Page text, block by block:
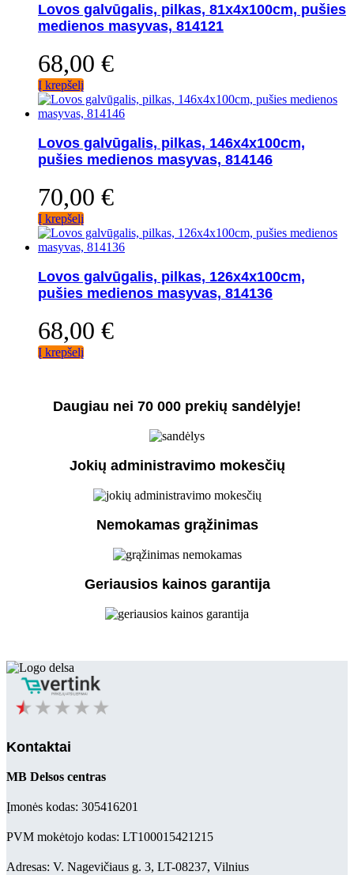
Lovos galvūgalis, pilkas, 81x4x100cm, pušies
medienos masyvas, 814121
68,00 €
Į krepšelį
Lovos galvūgalis, pilkas, 146x4x100cm,
pušies medienos masyvas, 814146
70,00 €
Į krepšelį
Lovos galvūgalis, pilkas, 126x4x100cm,
pušies medienos masyvas, 814136
68,00 €
Į krepšelį
Daugiau nei 70 000 prekių sandėlyje!
Jokių administravimo mokesčių
Nemokamas grąžinimas
Geriausios kainos garantija
Kontaktai
MB Delsos centras
Įmonės kodas: 305416201
PVM mokėtojo kodas: LT100015421215
Adresas: V. Nagevičiaus g. 3, LT-08237, Vilnius